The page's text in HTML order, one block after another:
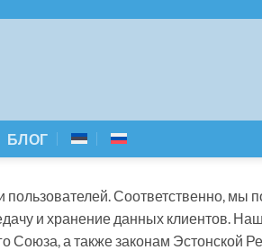
БЛОГ
Соответственно, мы
и хранение данных клиентов.
Союза, а также законам Эстонской